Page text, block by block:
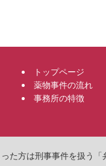
トップページ
薬物事件の流れ
事務所の特徴
た方は刑事事件を扱う